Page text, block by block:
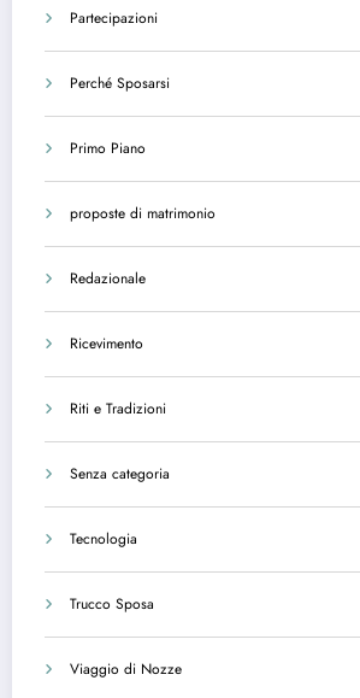
Partecipazioni
Perché Sposarsi
Primo Piano
proposte di matrimonio
Redazionale
Ricevimento
Riti e Tradizioni
Senza categoria
Tecnologia
Trucco Sposa
Viaggio di Nozze